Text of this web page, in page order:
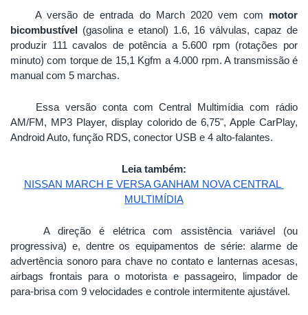
A versão de entrada do March 2020 vem com motor
bicombustível
(gasolina e etanol) 1.6, 16 válvulas, capaz de
produzir 111 cavalos de potência a 5.600 rpm (rotações por
minuto) com torque de 15,1 Kgfm a 4.000 rpm. A transmissão é
manual com 5 marchas.
Essa versão conta com Central Multimídia com rádio
AM/FM, MP3 Player, display colorido de 6,75", Apple CarPlay,
Android Auto, função RDS, conector USB e 4 alto-falantes.
Leia também:
NISSAN MARCH E VERSA GANHAM NOVA CENTRAL
MULTIMÍDIA
A direção é elétrica com assistência variável (ou
progressiva) e, dentre os equipamentos de série: alarme de
advertência sonoro para chave no contato e lanternas acesas,
airbags frontais para o motorista e passageiro, limpador de
para-brisa com 9 velocidades e controle intermitente ajustável.